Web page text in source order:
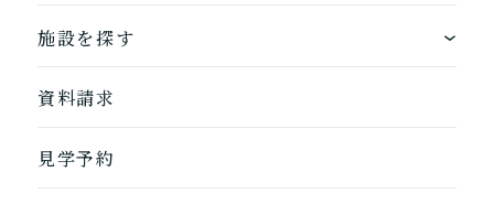
できるを増やす介護サービス
お客様に選ばれるできたてのお食事
ホームに入居する
自宅から通う
自宅に来てもらう
施設を探す
地図から探す
自宅から通う/来てもらう
資料請求
見学予約